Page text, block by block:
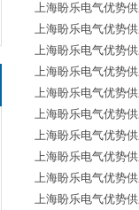
上海盼乐电气优势
上海盼乐电气优势
上海盼乐电气优势
上海盼乐电气优势
上海盼乐电气优势
上海盼乐电气优势
上海盼乐电气优势
上海盼乐电气优势
上海盼乐电气优势
上海盼乐电气优势